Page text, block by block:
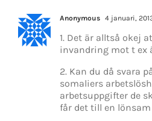
Anonymous 4 januari,
1. Det är alltså okej
invandring mot t ex
2. Kan du då svara
somaliers
arbetsuppgifter de
får det till en